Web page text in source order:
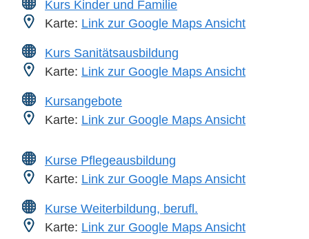
Kurs Kinder und Familie
Karte: Link zur Google Maps Ansicht
Kurs Sanitätsausbildung
Karte: Link zur Google Maps Ansicht
Kursangebote
Karte: Link zur Google Maps Ansicht
Kurse Pflegeausbildung
Karte: Link zur Google Maps Ansicht
Kurse Weiterbildung, berufl.
Karte: Link zur Google Maps Ansicht